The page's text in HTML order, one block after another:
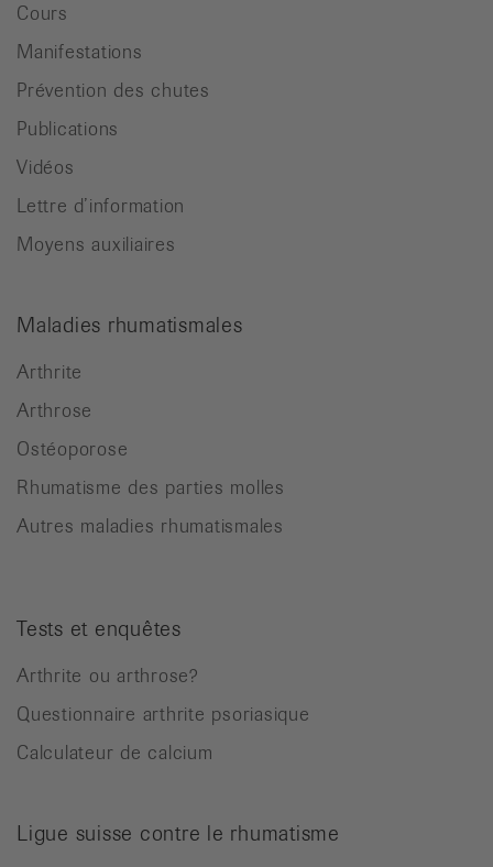
Cours
Manifestations
Prévention des chutes
Publications
Vidéos
Lettre d’information
Moyens auxiliaires
Maladies rhumatismales
Arthrite
Arthrose
Ostéoporose
Rhumatisme des parties molles
Autres maladies rhumatismales
Tests et enquêtes
Arthrite ou arthrose?
Questionnaire arthrite psoriasique
Calculateur de calcium
Ligue suisse contre le rhumatisme